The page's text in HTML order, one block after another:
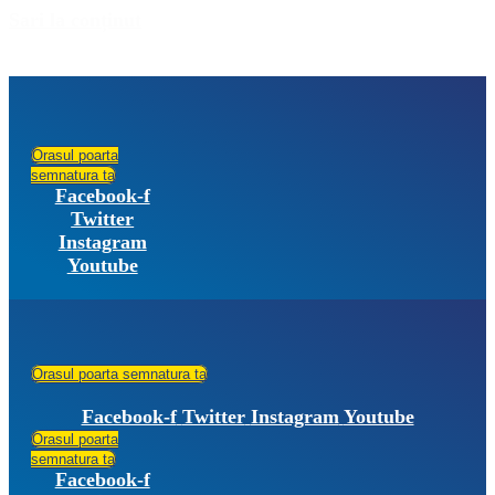
Orasul poarta
semnatura ta
Facebook-f
Twitter
Instagram
Youtube
Orasul poarta semnatura ta
Facebook-f Twitter Instagram Youtube
Orasul poarta
semnatura ta
Facebook-f